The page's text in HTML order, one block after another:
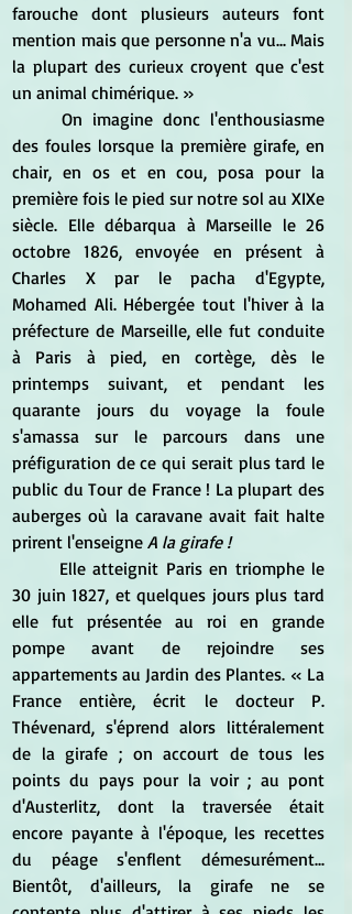
farouche dont plusieurs auteurs font
mention mais que personne n'a vu... Mais
la plupart des curieux croyent que c'est
un animal chimérique. »
des foules lorsque la première girafe, en
chair, en os et en cou, posa pour la
première fois le pied sur notre sol au XIXe
siècle. Elle débarqua à Marseille le 26
octobre 1826, envoyée en présent à
Charles X par le pacha d'Egypte,
Mohamed Ali. Hébergée tout l'hiver à la
préfecture de Marseille, elle fut conduite
à Paris à pied, en cortège, dès le
printemps suivant, et pendant les
quarante jours du voyage la foule
s'amassa sur le parcours dans une
préfiguration de ce qui serait plus tard le
public du Tour de France ! La plupart des
auberges où la caravane avait fait halte
prirent l'enseigne A la girafe !
30 juin 1827, et quelques jours plus tard
elle fut présentée au roi en grande
pompe avant de rejoindre ses
appartements au Jardin des Plantes. « La
France entière, écrit le docteur P.
Thévenard, s'éprend alors littéralement
de la girafe ; on accourt de tous les
points du pays pour la voir ; au pont
d'Austerlitz, dont la traversée était
encore payante à l'époque, les recettes
du péage s'enflent démesurément...
Bientôt, d'ailleurs, la girafe ne se